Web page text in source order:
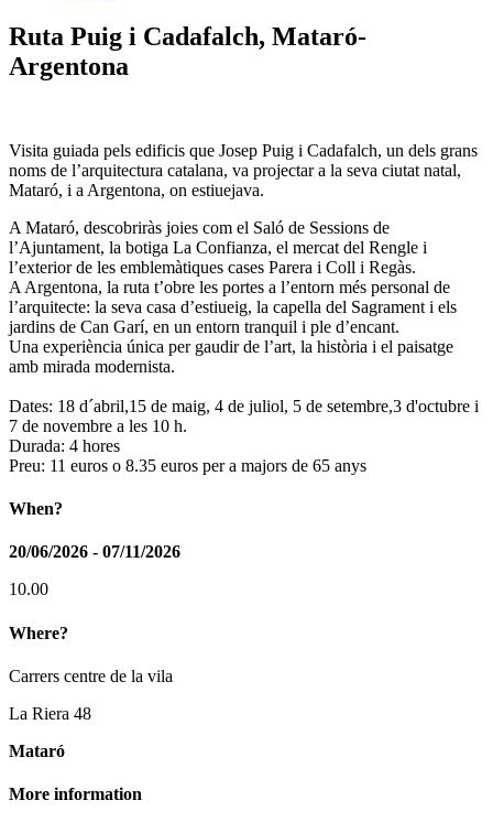
Ruta Puig i Cadafalch, Mataró-
Argentona
Visita guiada pels edificis que Josep Puig i Cadafalch, un dels grans
noms de l’arquitectura catalana, va projectar a la seva ciutat natal,
Mataró, i a Argentona, on estiuejava.
A Mataró, descobriràs joies com el Saló de Sessions de
l’Ajuntament, la botiga La Confianza, el mercat del Rengle i
l’exterior de les emblemàtiques cases Parera i Coll i Regàs.
A Argentona, la ruta t’obre les portes a l’entorn més personal de
l’arquitecte: la seva casa d’estiueig, la capella del Sagrament i els
jardins de Can Garí, en un entorn tranquil i ple d’encant.
Una experiència única per gaudir de l’art, la història i el paisatge
amb mirada modernista.
Dates: 18 d´abril,15 de maig, 4 de juliol, 5 de setembre,3 d'octubre i
7 de novembre a les 10 h.
Durada: 4 hores
Preu: 11 euros o 8.35 euros per a majors de 65 anys
When?
20/06/2026 - 07/11/2026
10.00
Where?
Carrers centre de la vila
La Riera 48
Mataró
More information